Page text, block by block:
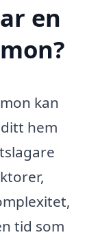
en
kan
hem
tid som